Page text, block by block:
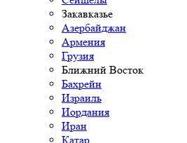
Закавказье
Азербайджан
Армения
Грузия
Ближний Восток
Бахрейн
Израиль
Иордания
Иран
Катар